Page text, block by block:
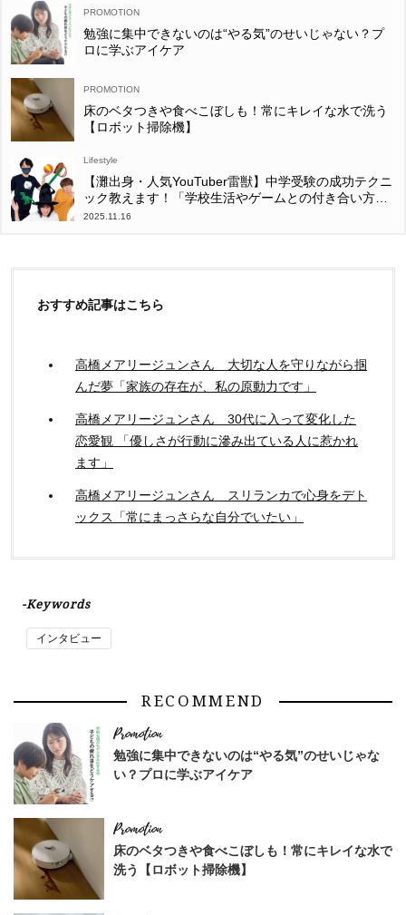
勉強に集中できないのは“やる気”のせいじゃない？プ
ロに学ぶアイケア
床のベタつきや食べこぼしも！常にキレイな水で洗う
【ロボット掃除機】
Lifestyle
【灘出身・人気YouTuber雷獣】中学受験の成功テクニ
ック教えます！「学校生活やゲームとの付き合い方
は？」
2025.11.16
おすすめ記事はこちら
高橋メアリージュンさん 大切な人を守りながら掴
んだ夢「家族の存在が、私の原動力です」
高橋メアリージュンさん 30代に入って変化した
恋愛観 「優しさが行動に滲み出ている人に惹かれ
ます」
高橋メアリージュンさん スリランカで心身をデト
ックス「常にまっさらな自分でいたい」
-Keywords
インタビュー
RECOMMEND
勉強に集中できないのは“やる気”のせいじゃな
い？プロに学ぶアイケア
床のベタつきや食べこぼしも！常にキレイな水で
洗う【ロボット掃除機】